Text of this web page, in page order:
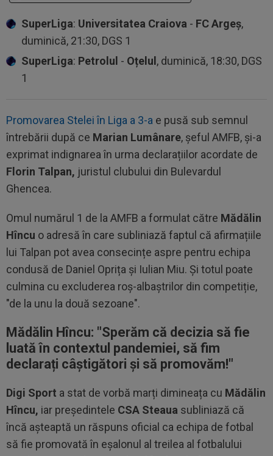
SuperLiga: Universitatea Craiova - FC Argeș,
duminică, 21:30, DGS 1
SuperLiga: Petrolul - Oțelul, duminică, 18:30, DGS
1
Promovarea Stelei în Liga a 3-a e pusă sub semnul
întrebării după ce Marian Lumânare, șeful AMFB, și-a
exprimat indignarea în urma declarațiilor acordate de
Florin Talpan, juristul clubului din Bulevardul
Ghencea.
Omul numărul 1 de la AMFB a formulat către Mădălin
Hîncu o adresă în care subliniază faptul că afirmațiile
lui Talpan pot avea consecințe aspre pentru echipa
condusă de Daniel Oprița și Iulian Miu. Și totul poate
culmina cu excluderea roș-albaștrilor din competiție,
"de la unu la două sezoane".
Mădălin Hîncu: "Sperăm că decizia să fie
luată în contextul pandemiei, să fim
declarați câștigători și să promovăm!"
Digi Sport a stat de vorbă marți dimineața cu Mădălin
Hîncu, iar președintele CSA Steaua subliniază că
încă așteaptă un răspuns oficial ca echipa de fotbal
să fie promovată în eșalonul al treilea al fotbalului